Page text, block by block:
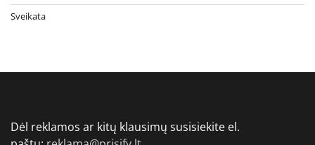
Sveikata
Dėl reklamos ar kitų klausimų susisiekite el.